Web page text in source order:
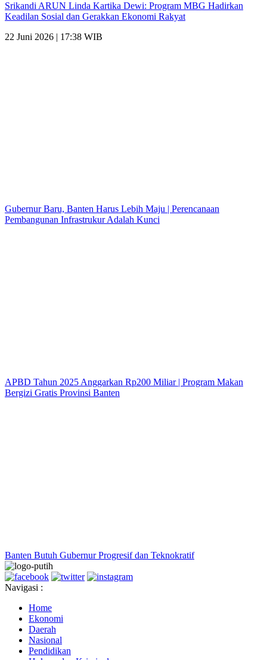
Srikandi ARUN Linda Kartika Dewi: Program MBG Hadirkan
Keadilan Sosial dan Gerakkan Ekonomi Rakyat
22 Juni 2026 | 17:38 WIB
Gubernur Baru, Banten Harus Lebih Maju | Perencanaan
Pembangunan Infrastrukur Adalah Kunci
APBD Tahun 2025 Anggarkan Rp200 Miliar | Program Makan
Bergizi Gratis Provinsi Banten
Banten Butuh Gubernur Progresif dan Teknokratif
Navigasi :
Home
Ekonomi
Daerah
Nasional
Pendidikan